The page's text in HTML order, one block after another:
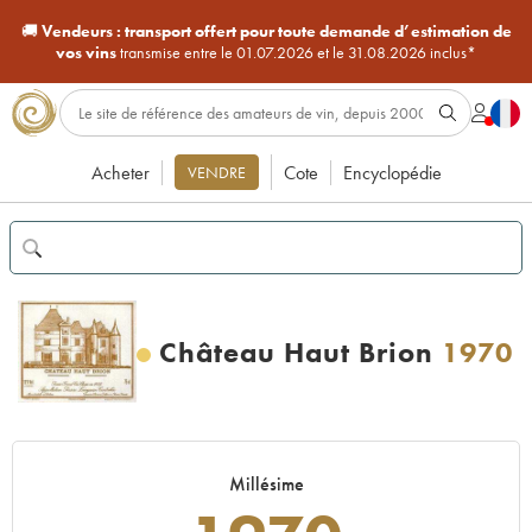
🚚Vendeurs : transport offert pour toute demande d’estimation de
vos vinstransmise entre le 01.07.2026 et le 31.08.2026 inclus*
Acheter VENDRE Cote Encyclopédie
Château Haut Brion 1970
Millésime